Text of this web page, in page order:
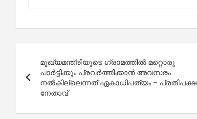
navigation
മുഖ്യമന്ത്രിയുടെ ഗ്രാമത്തില്‍ മറ്റൊരു
പാര്‍ട്ടിക്കും പ്രവര്‍ത്തിക്കാന്‍ അവസരം
നല്‍കില്ലെന്നത് ഏകാധിപത്യം – പ്രതിപക്ഷ
നേതാവ്